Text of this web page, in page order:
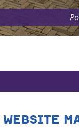
WEBSITE